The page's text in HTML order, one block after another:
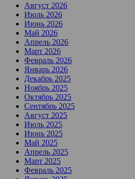
Август 2026
Июль 2026
Июнь 2026
Май 2026
Апрель 2026
Март 2026
Февраль 2026
Январь 2026
Декабрь 2025
Ноябрь 2025
Октябрь 2025
Сентябрь 2025
Август 2025
Июль 2025
Июнь 2025
Май 2025
Апрель 2025
Март 2025
Февраль 2025